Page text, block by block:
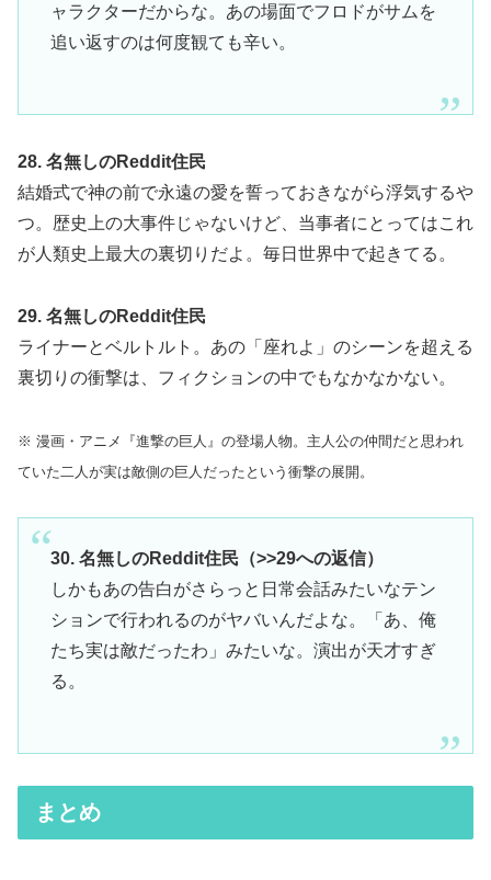
ャラクターだからな。あの場面でフロドがサムを
追い返すのは何度観ても辛い。
28. 名無しのReddit住民
結婚式で神の前で永遠の愛を誓っておきながら浮気するや
つ。歴史上の大事件じゃないけど、当事者にとってはこれ
が人類史上最大の裏切りだよ。毎日世界中で起きてる。
29. 名無しのReddit住民
ライナーとベルトルト。あの「座れよ」のシーンを超える
裏切りの衝撃は、フィクションの中でもなかなかない。
※ 漫画・アニメ『進撃の巨人』の登場人物。主人公の仲間だと思われ
ていた二人が実は敵側の巨人だったという衝撃の展開。
30. 名無しのReddit住民（>>29への返信）
しかもあの告白がさらっと日常会話みたいなテン
ションで行われるのがヤバいんだよな。「あ、俺
たち実は敵だったわ」みたいな。演出が天才すぎ
る。
まとめ